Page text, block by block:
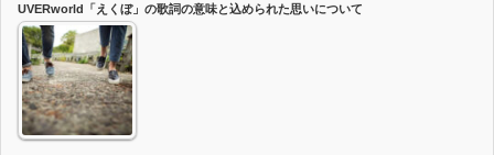
UVERworld「えくぼ」の歌詞の意味と込められた思いについて